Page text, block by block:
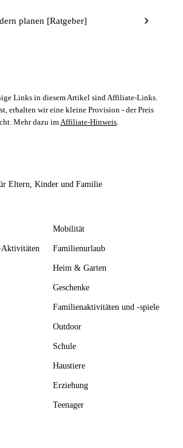
planen [Ratgeber]
Links in diesem Artikel sind Affiliate-Links.
erhalten wir eine kleine Provision - der Preis
Mehr dazu im Affiliate-Hinweis
Eltern, Kinder und Familie
Mobilität
Aktivitäten Familienurlaub
Heim & Garten
Geschenke
Familienaktivitäten und -spiele
Outdoor
Schule
Haustiere
Erziehung
Teenager